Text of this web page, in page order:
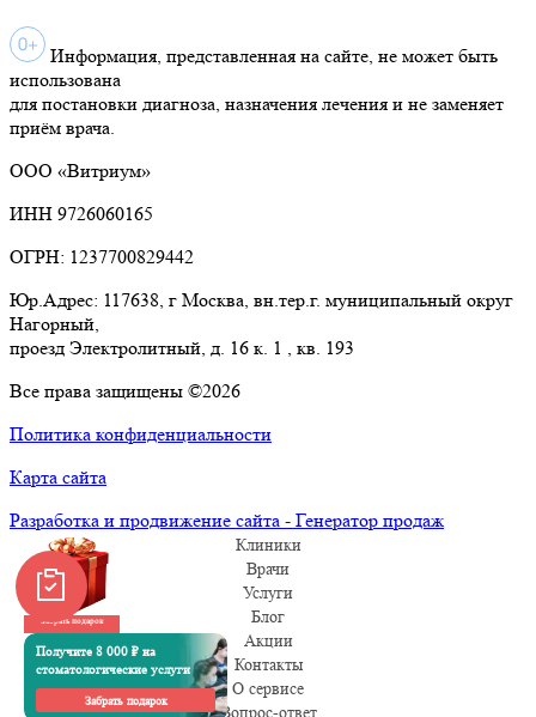
Информация, представленная на сайте, не может быть
использована
для постановки диагноза, назначения лечения и не заменяет
приём врача.
ООО «Витриум»
ИНН 9726060165
ОГРН: 1237700829442
Юр.Адрес: 117638, г Москва, вн.тер.г. муниципальный округ
Нагорный,
проезд Электролитный, д. 16 к. 1 , кв. 193
Все права защищены ©2026
Политика конфиденциальности
Карта сайта
Разработка и продвижение сайта - Генератор продаж
Клиники
Врачи
Услуги
Блог
Акции
Контакты
О сервисе
Вопрос-ответ
Забрать подарок
Получите 8 000 ₽ на
стоматологические услуги
Забрать подарок